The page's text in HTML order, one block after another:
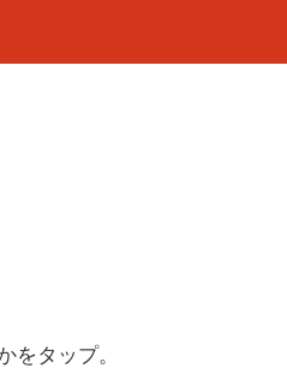
をタップ。